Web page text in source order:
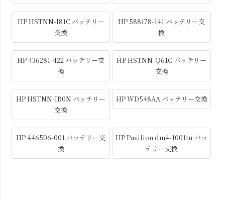
HP HSTNN-I81C バッテリー
交換
HP 588178-141 バッテリー交
換
HP 436281-422 バッテリー交
換
HP HSTNN-Q61C バッテリー
交換
HP HSTNN-IB0N バッテリー
交換
HP WD548AA バッテリー交換
HP 446506-001 バッテリー交
換
HP Pavilion dm4-1001tu バッ
テリー交換